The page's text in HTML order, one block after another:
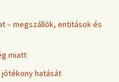
– megszállók, entitások és
miatt
jótékony hatását